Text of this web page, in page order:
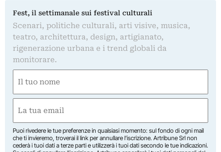
Fest, il settimanale sui festival culturali
Scenari, politiche culturali, arti visive, musica,
teatro, architettura, design, artigianato,
rigenerazione urbana e i trend globali da
monitorare.
(Required)
First
(Required)
Puoi rivedere le tue preferenze in qualsiasi momento: sul fondo di ogni mail
che ti invieremo, troverai il link per annullare l’iscrizione. Artribune Srl non
cederà i tuoi dati a terze parti e utilizzerà i tuoi dati secondo le tue indicazioni.